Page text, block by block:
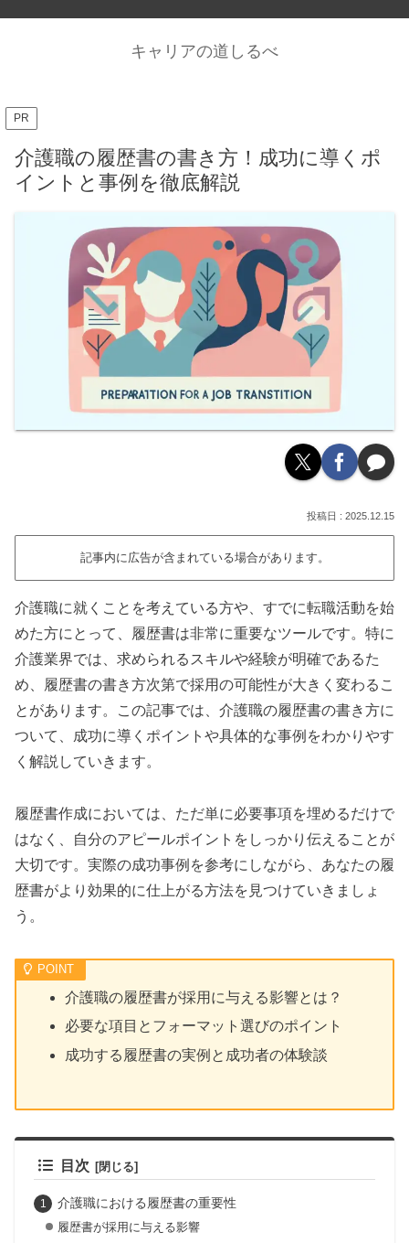
キャリアの道しるべ
PR
介護職の履歴書の書き方！成功に導くポ
イントと事例を徹底解説
2025.12.15
記事内に広告が含まれている場合があります。
介護職に就くことを考えている方や、すでに転職活動を始
めた方にとって、履歴書は非常に重要なツールです。特に
介護業界では、求められるスキルや経験が明確であるた
め、履歴書の書き方次第で採用の可能性が大きく変わるこ
とがあります。この記事では、介護職の履歴書の書き方に
ついて、成功に導くポイントや具体的な事例をわかりやす
く解説していきます。
履歴書作成においては、ただ単に必要事項を埋めるだけで
はなく、自分のアピールポイントをしっかり伝えることが
大切です。実際の成功事例を参考にしながら、あなたの履
歴書がより効果的に仕上がる方法を見つけていきましょ
う。
介護職の履歴書が採用に与える影響とは？
必要な項目とフォーマット選びのポイント
成功する履歴書の実例と成功者の体験談
目次
介護職における履歴書の重要性
履歴書が採用に与える影響